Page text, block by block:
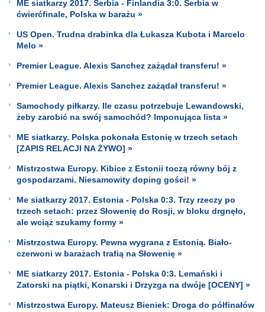
ME siatkarzy 2017. Serbia - Finlandia 3:0. Serbia w
ćwierćfinale, Polska w barażu »
US Open. Trudna drabinka dla Łukasza Kubota i Marcelo
Melo »
Premier League. Alexis Sanchez zażądał transferu! »
Premier League. Alexis Sanchez zażądał transferu! »
Samochody piłkarzy. Ile czasu potrzebuje Lewandowski,
żeby zarobić na swój samochód? Imponująca lista »
ME siatkarzy. Polska pokonała Estonię w trzech setach
[ZAPIS RELACJI NA ŻYWO] »
Mistrzostwa Europy. Kibice z Estonii toczą równy bój z
gospodarzami. Niesamowity doping gości! »
Me siatkarzy 2017. Estonia - Polska 0:3. Trzy rzeczy po
trzech setach: przez Słowenię do Rosji, w bloku drgnęło,
ale wciąż szukamy formy »
Mistrzostwa Europy. Pewna wygrana z Estonią. Biało-
czerwoni w barażach trafią na Słowenię »
ME siatkarzy 2017. Estonia - Polska 0:3. Lemański i
Zatorski na piątki, Konarski i Drzyzga na dwóje [OCENY] »
Mistrzostwa Europy. Mateusz Bieniek: Droga do półfinałów